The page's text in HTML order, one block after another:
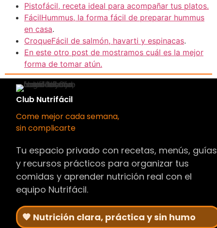
Pistofácil, receta ideal para acompañar tus platos.
FácilHummus, la forma fácil de preparar hummus
en casa.
CroqueFácil de salmón, havarti y espinacas.
En este otro post de mostramos cuál es la mejor
forma de tomar atún.
Club Nutrifácil
Come mejor cada semana,
sin complicarte
Tu espacio privado con recetas, menús, guías
y recursos prácticos para organizar tus
comidas y aprender nutrición real con el
equipo Nutrifácil.
🧡 Nutrición clara, práctica y sin humo